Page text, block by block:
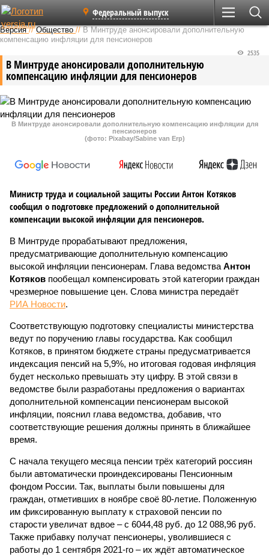
Федеральный выпуск
Версия //Общество //В Минтруде анонсировали дополнительную
компенсацию инфляции для пенсионеров
В Минтруде анонсировали дополнительную
компенсацию инфляции для пенсионеров
2535
В Минтруде анонсировали дополнительную компенсацию инфляции для
пенсионеров
(фото: Pixabay/Sabine van Erp)
Министр труда и социальной защиты России Антон Котяков
сообщил о подготовке предложений о дополнительной
компенсации высокой инфляции для пенсионеров.
В Минтруде прорабатывают предложения,
предусматривающие дополнительную компенсацию
высокой инфляции пенсионерам. Глава ведомства Антон
Котяков пообещал компенсировать этой категории граждан
чрезмерное повышение цен. Слова министра передаёт
РИА Новости.
Соответствующую подготовку специалисты министерства
ведут по поручению главы государства. Как сообщил
Котяков, в принятом бюджете страны предусматривается
индексация пенсий на 5,9%, но итоговая годовая инфляция
будет несколько превышать эту цифру. В этой связи в
ведомстве были разработаны предложения о вариантах
дополнительной компенсации пенсионерам высокой
инфляции, пояснил глава ведомства, добавив, что
соответствующие решения должны принять в ближайшее
время.
С начала текущего месяца пенсии трёх категорий россиян
были автоматически проиндексированы Пенсионным
фондом России. Так, выплаты были повышены для
граждан, отметивших в ноябре своё 80-летие. Положенную
им фиксированную выплату к страховой пенсии по
старости увеличат вдвое – с 6044,48 руб. до 12 088,96 руб.
Также прибавку получат пенсионеры, уволившиеся с
работы до 1 сентября 2021-го – их ждёт автоматическое